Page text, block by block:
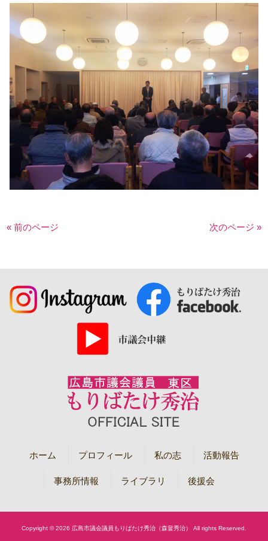
« 前のページ 次のページ »
ホーム プロフィール 私の志 活動報告
事務所情報 ライブラリ 後援会
Copyright © 2026 広島市議会議員もりばたけ秀治（森畠秀治） All rights Reserved.